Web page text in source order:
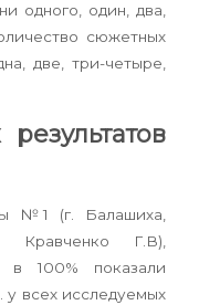
одного, один, два,
сюжетных
две, три-четыре,
№1 (г. Балашиха,
Кравченко Г.В),
100% показали
у всех исследуемых